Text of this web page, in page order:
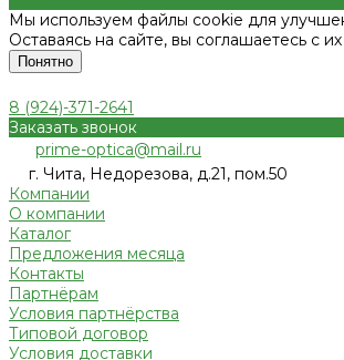
Мы используем файлы cookie для
Оставаясь на сайте, вы соглашаетесь с
Понятно
8 (924)-371-2641
Заказать звонок
prime-optica@mail.ru
г. Чита, Недорезова, д.21, пом.50
Компании
О компании
Каталог
Предложения месяца
Контакты
Партнёрам
Условия партнёрства
Типовой договор
Условия доставки